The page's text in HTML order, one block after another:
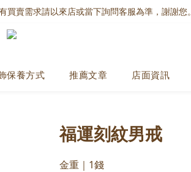
賣需求請以來店或當下詢問客服為準，謝謝您。
保養方式 推薦文章 店面資訊
福運刻紋男戒
金重｜1錢